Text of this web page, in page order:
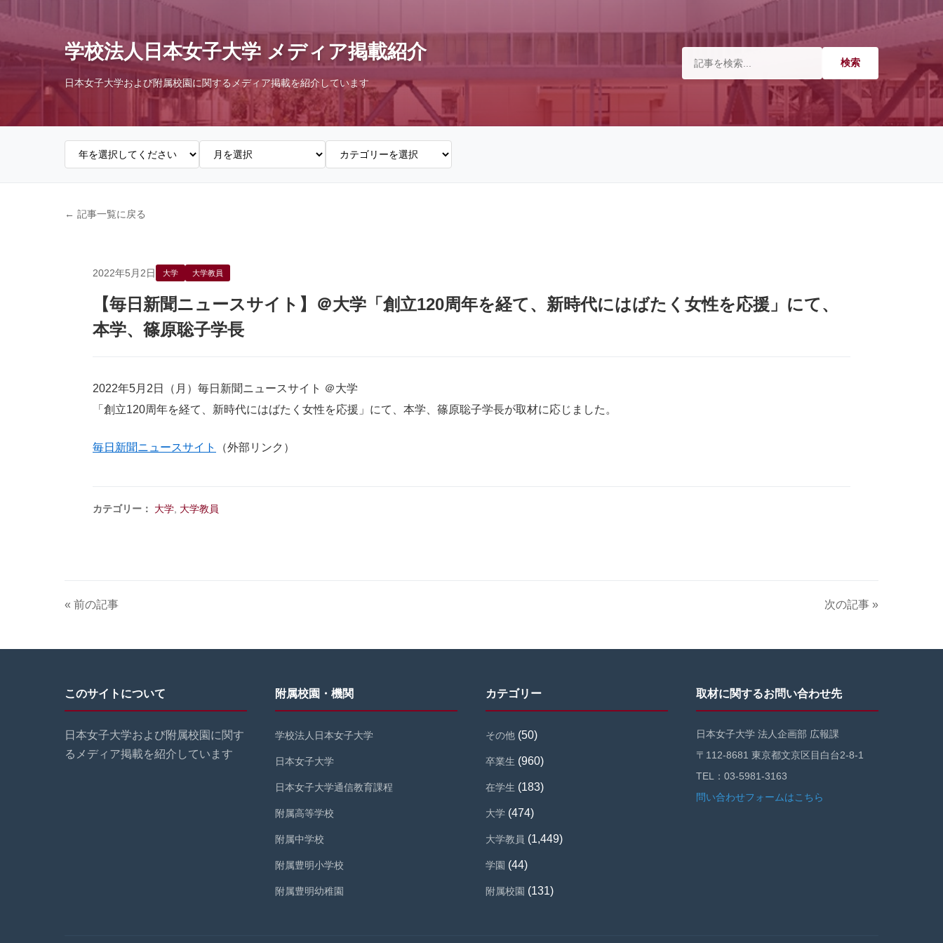
学校法人日本女子大学 メディア掲載紹介
日本女子大学および附属校園に関するメディア掲載を紹介しています
← 記事一覧に戻る
2022年5月2日 大学 大学教員
【毎日新聞ニュースサイト】＠大学「創立120周年を経て、新時代にはばたく女性を応援」にて、
本学、篠原聡子学長
2022年5月2日（月）毎日新聞ニュースサイト ＠大学
「創立120周年を経て、新時代にはばたく女性を応援」にて、本学、篠原聡子学長が取材に応じました。
毎日新聞ニュースサイト （外部リンク）
カテゴリー： 大学 大学教員
« 前の記事 次の記事 »
このサイトについて
日本女子大学および附属校園に関す
るメディア掲載を紹介しています
附属校園・機関
学校法人日本女子大学
日本女子大学
日本女子大学通信教育課程
附属高等学校
附属中学校
附属豊明小学校
附属豊明幼稚園
カテゴリー
その他 (50)
卒業生 (960)
在学生 (183)
大学 (474)
大学教員 (1,449)
学園 (44)
附属校園 (131)
取材に関するお問い合わせ先
日本女子大学 法人企画部 広報課
〒112-8681 東京都文京区目白台2-8-1
TEL：03-5981-3163
問い合わせフォームはこちら